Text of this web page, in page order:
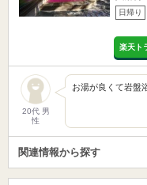
日帰り
楽天ト
20代 男
性
お湯が良くて岩盤
関連情報から探す